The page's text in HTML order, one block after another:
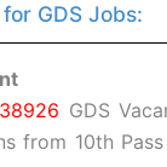
GDS Jobs:
38926 GDS
from 10th